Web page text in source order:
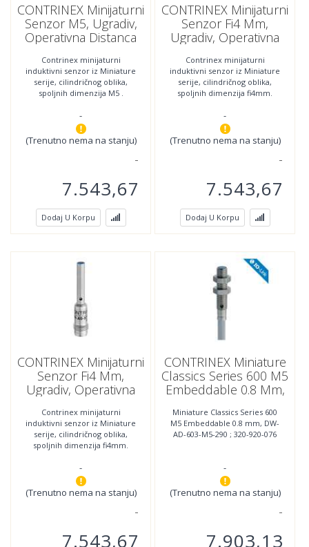
CONTRINEX Minijaturni
Senzor M5, Ugradiv,
Operativna Distanca
AS-604-M5 ;320-920-
245
Contrinex minijaturni
induktivni senzor iz Miniature
serije, cilindričnog oblika,
spoljnih dimenzija M5 .
kablom m8 sa 3-pina
-
(Trenutno nema na stanju)
7.543,67
Dodaj U Korpu
CONTRINEX Minijaturni
Senzor Fi4 Mm,
Ugradiv, Operativna
NO,DW-AS-601-04;320-
920-206
Contrinex minijaturni
induktivni senzor iz Miniature
serije, cilindričnog oblika,
spoljnih dimenzija fi4mm.
povezivanje se vrši
-
(Trenutno nema na stanju)
7.543,67
Dodaj U Korpu
CONTRINEX Minijaturni
Senzor Fi4 Mm,
Ugradiv, Operativna
NC,DW-AS-602-04;320-
920-218
Contrinex minijaturni
induktivni senzor iz Miniature
serije, cilindričnog oblika,
spoljnih dimenzija fi4mm.
povezivanje se vrši
-
(Trenutno nema na stanju)
7.543,67
CONTRINEX Miniature
Classics Series 600 M5
Embeddable 0.8 Mm,
320-920-076
Miniature Classics Series 600
M5 Embeddable 0.8 mm, DW-
AD-603-M5-290 ; 320-920-076
-
(Trenutno nema na stanju)
7.903,13